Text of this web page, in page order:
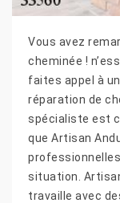
Vous avez
cheminée !
faites appel à
réparation de
spécialiste est
que Artisan
situation.
travaille avec